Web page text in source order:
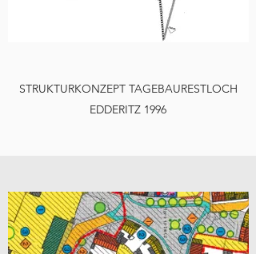
STRUKTURKONZEPT TAGEBAURESTLOCH
EDDERITZ 1996